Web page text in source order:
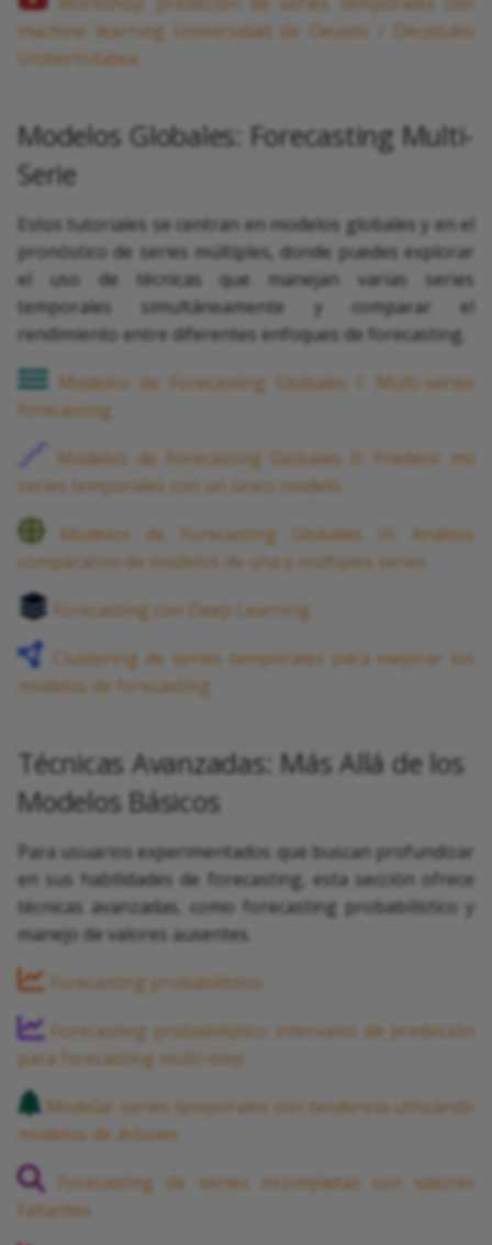
machine learning Universidad de Deusto / Deustuko
Unibertsitatea
Modelos Globales: Forecasting Multi-
Serie
Estos tutoriales se centran en modelos globales y en el
pronóstico de series múltiples, donde puedes explorar
el uso de técnicas que manejan varias series
temporales simultáneamente y comparar el
rendimiento entre diferentes enfoques de forecasting.
Modelos de Forecasting Globales I: Multi-series
forecasting
Modelos de Forecasting Globales II: Predecir mil
series temporales con un único modelo
Modelos de Forecasting Globales III: Análisis
comparativo de modelos de una y múltiples series
Forecasting con Deep Learning
Clustering de series temporales para mejorar los
modelos de forecasting
Técnicas Avanzadas: Más Allá de los
Modelos Básicos
Para usuarios experimentados que buscan profundizar
en sus habilidades de forecasting, esta sección ofrece
técnicas avanzadas, como forecasting probabilístico y
manejo de valores ausentes.
Forecasting probabilístico
Forecasting probabilístico: intervalos de predicción
para forecasting multi-step
Modelar series temporales con tendencia utilizando
modelos de árboles
Forecasting de series incompletas con valores
faltantes